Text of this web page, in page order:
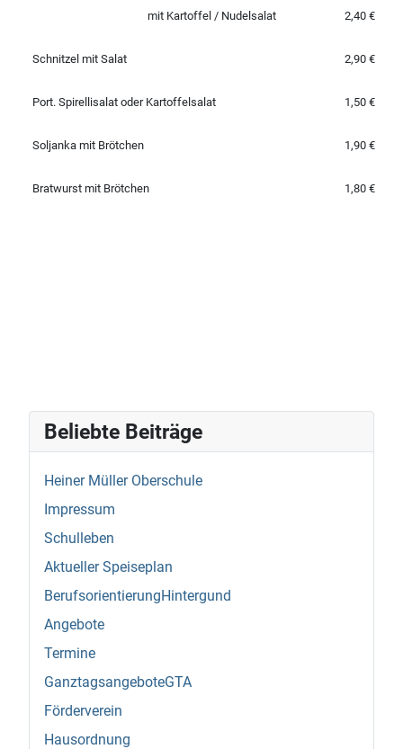
Beliebte Beiträge
Heiner Müller Oberschule
Impressum
Schulleben
Aktueller Speiseplan
BerufsorientierungHintergund
Angebote
Termine
GanztagsangeboteGTA
Förderverein
Hausordnung
mit Kartoffel / Nudelsalat 2,40 €
Schnitzel mit Salat 2,90 €
Port. Spirellisalat oder Kartoffelsalat 1,50 €
Soljanka mit Brötchen 1,90 €
Bratwurst mit Brötchen 1,80 €